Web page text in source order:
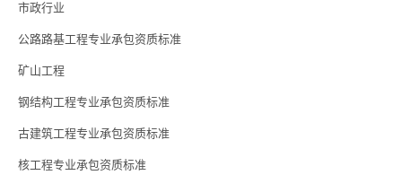
市政行业
公路路基工程专业承包资质标准
矿山工程
钢结构工程专业承包资质标准
古建筑工程专业承包资质标准
核工程专业承包资质标准